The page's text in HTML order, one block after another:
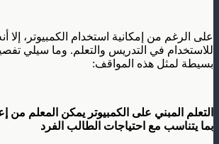
على الرغم من إمكانية استخدام الكمبيوتر، إلا
للاستخدام في التدريس والتعلم. وما سيلي
بسيطة لمثل هذه المواقف:
التعلم المبني على الكمبيوتر يمكن المعلم من
بما يتناسب مع احتياجات الطالب الفرد